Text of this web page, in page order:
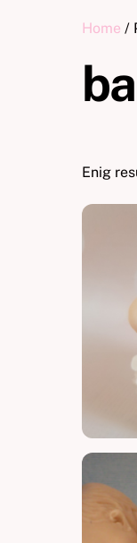
Home /
Enig